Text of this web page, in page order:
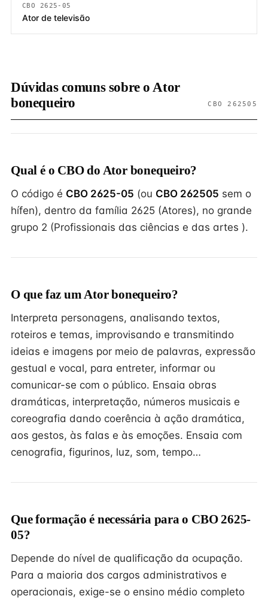
CBO 2625-05
Ator de televisão
Dúvidas comuns sobre o Ator
bonequeiro
CBO 262505
Qual é o CBO do Ator bonequeiro?
O código é CBO 2625-05 (ou CBO 262505 sem o
hífen), dentro da família 2625 (Atores), no grande
grupo 2 (Profissionais das ciências e das artes ).
O que faz um Ator bonequeiro?
Interpreta personagens, analisando textos,
roteiros e temas, improvisando e transmitindo
ideias e imagens por meio de palavras, expressão
gestual e vocal, para entreter, informar ou
comunicar-se com o público. Ensaia obras
dramáticas, interpretação, números musicais e
coreografia dando coerência à ação dramática,
aos gestos, às falas e às emoções. Ensaia com
cenografia, figurinos, luz, som, tempo…
Que formação é necessária para o CBO 2625-
05?
Depende do nível de qualificação da ocupação.
Para a maioria dos cargos administrativos e
operacionais, exige-se o ensino médio completo